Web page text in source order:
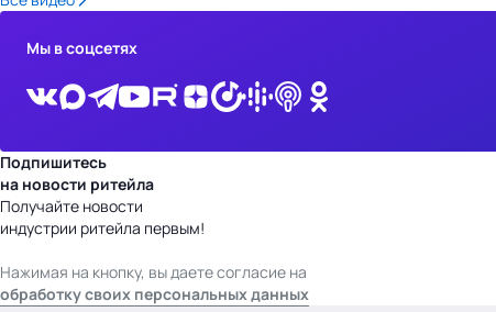
Мы в соцсетях
Подпишитесь
на новости ритейла
Получайте новости
индустрии ритейла первым!
Нажимая на кнопку, вы даете согласие на
обработку своих персональных данных